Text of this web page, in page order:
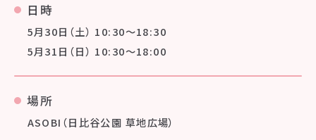
日時
5月30日（土） 10:30〜18:30
5月31日（日） 10:30〜18:00
場所
ASOBI（日比谷公園 草地広場）